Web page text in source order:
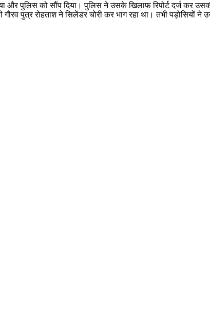
पुलिस को सौंप दिया। पुलिस ने उसके खिलाफ रिपोर्ट दर्ज कर
गौरव पुत्र रोहताश ने सिलेंडर चोरी कर भाग रहा था। तभी पड़ोसियों